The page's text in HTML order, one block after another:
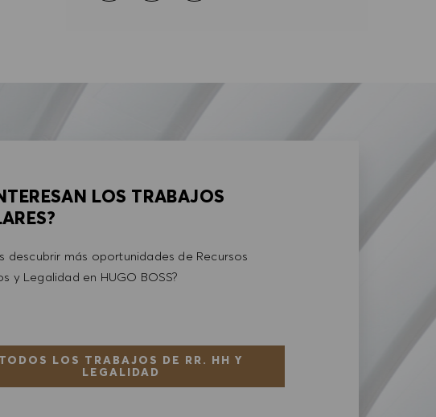
LOS TRABAJOS
descubrir más oportunidades de Recursos
y Legalidad en HUGO BOSS?
TODOS LOS TRABAJOS DE RR. HH Y
LEGALIDAD